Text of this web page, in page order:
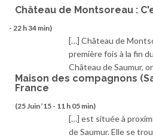
Château de Montsoreau :
- 22 h 34 min)
[…] Château de
première fois à la fin
Château de Saumur,
Maison des compagnons
France
(25 Juin ’15 - 11 h 05 min)
[…] est située à
de Saumur. Elle se